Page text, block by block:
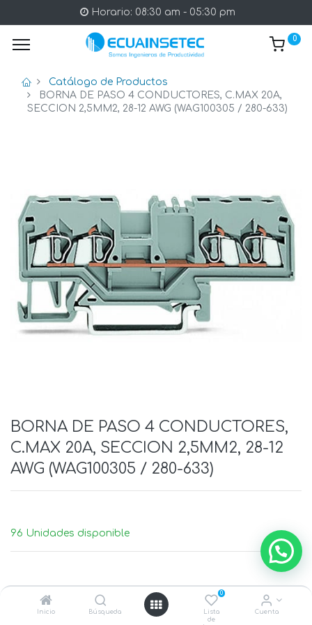
Inicio Búsqueda
0
Lista
de
Cuenta
Horario: 08:30 am - 05:30 pm
0
Catálogo de Productos
BORNA DE PASO 4 CONDUCTORES, C.MAX 20A,
SECCION 2,5MM2, 28-12 AWG (WAG100305 / 280-633)
BORNA DE PASO 4 CONDUCTORES,
C.MAX 20A, SECCION 2,5MM2, 28-12
AWG (WAG100305 / 280-633)
96 Unidades disponible